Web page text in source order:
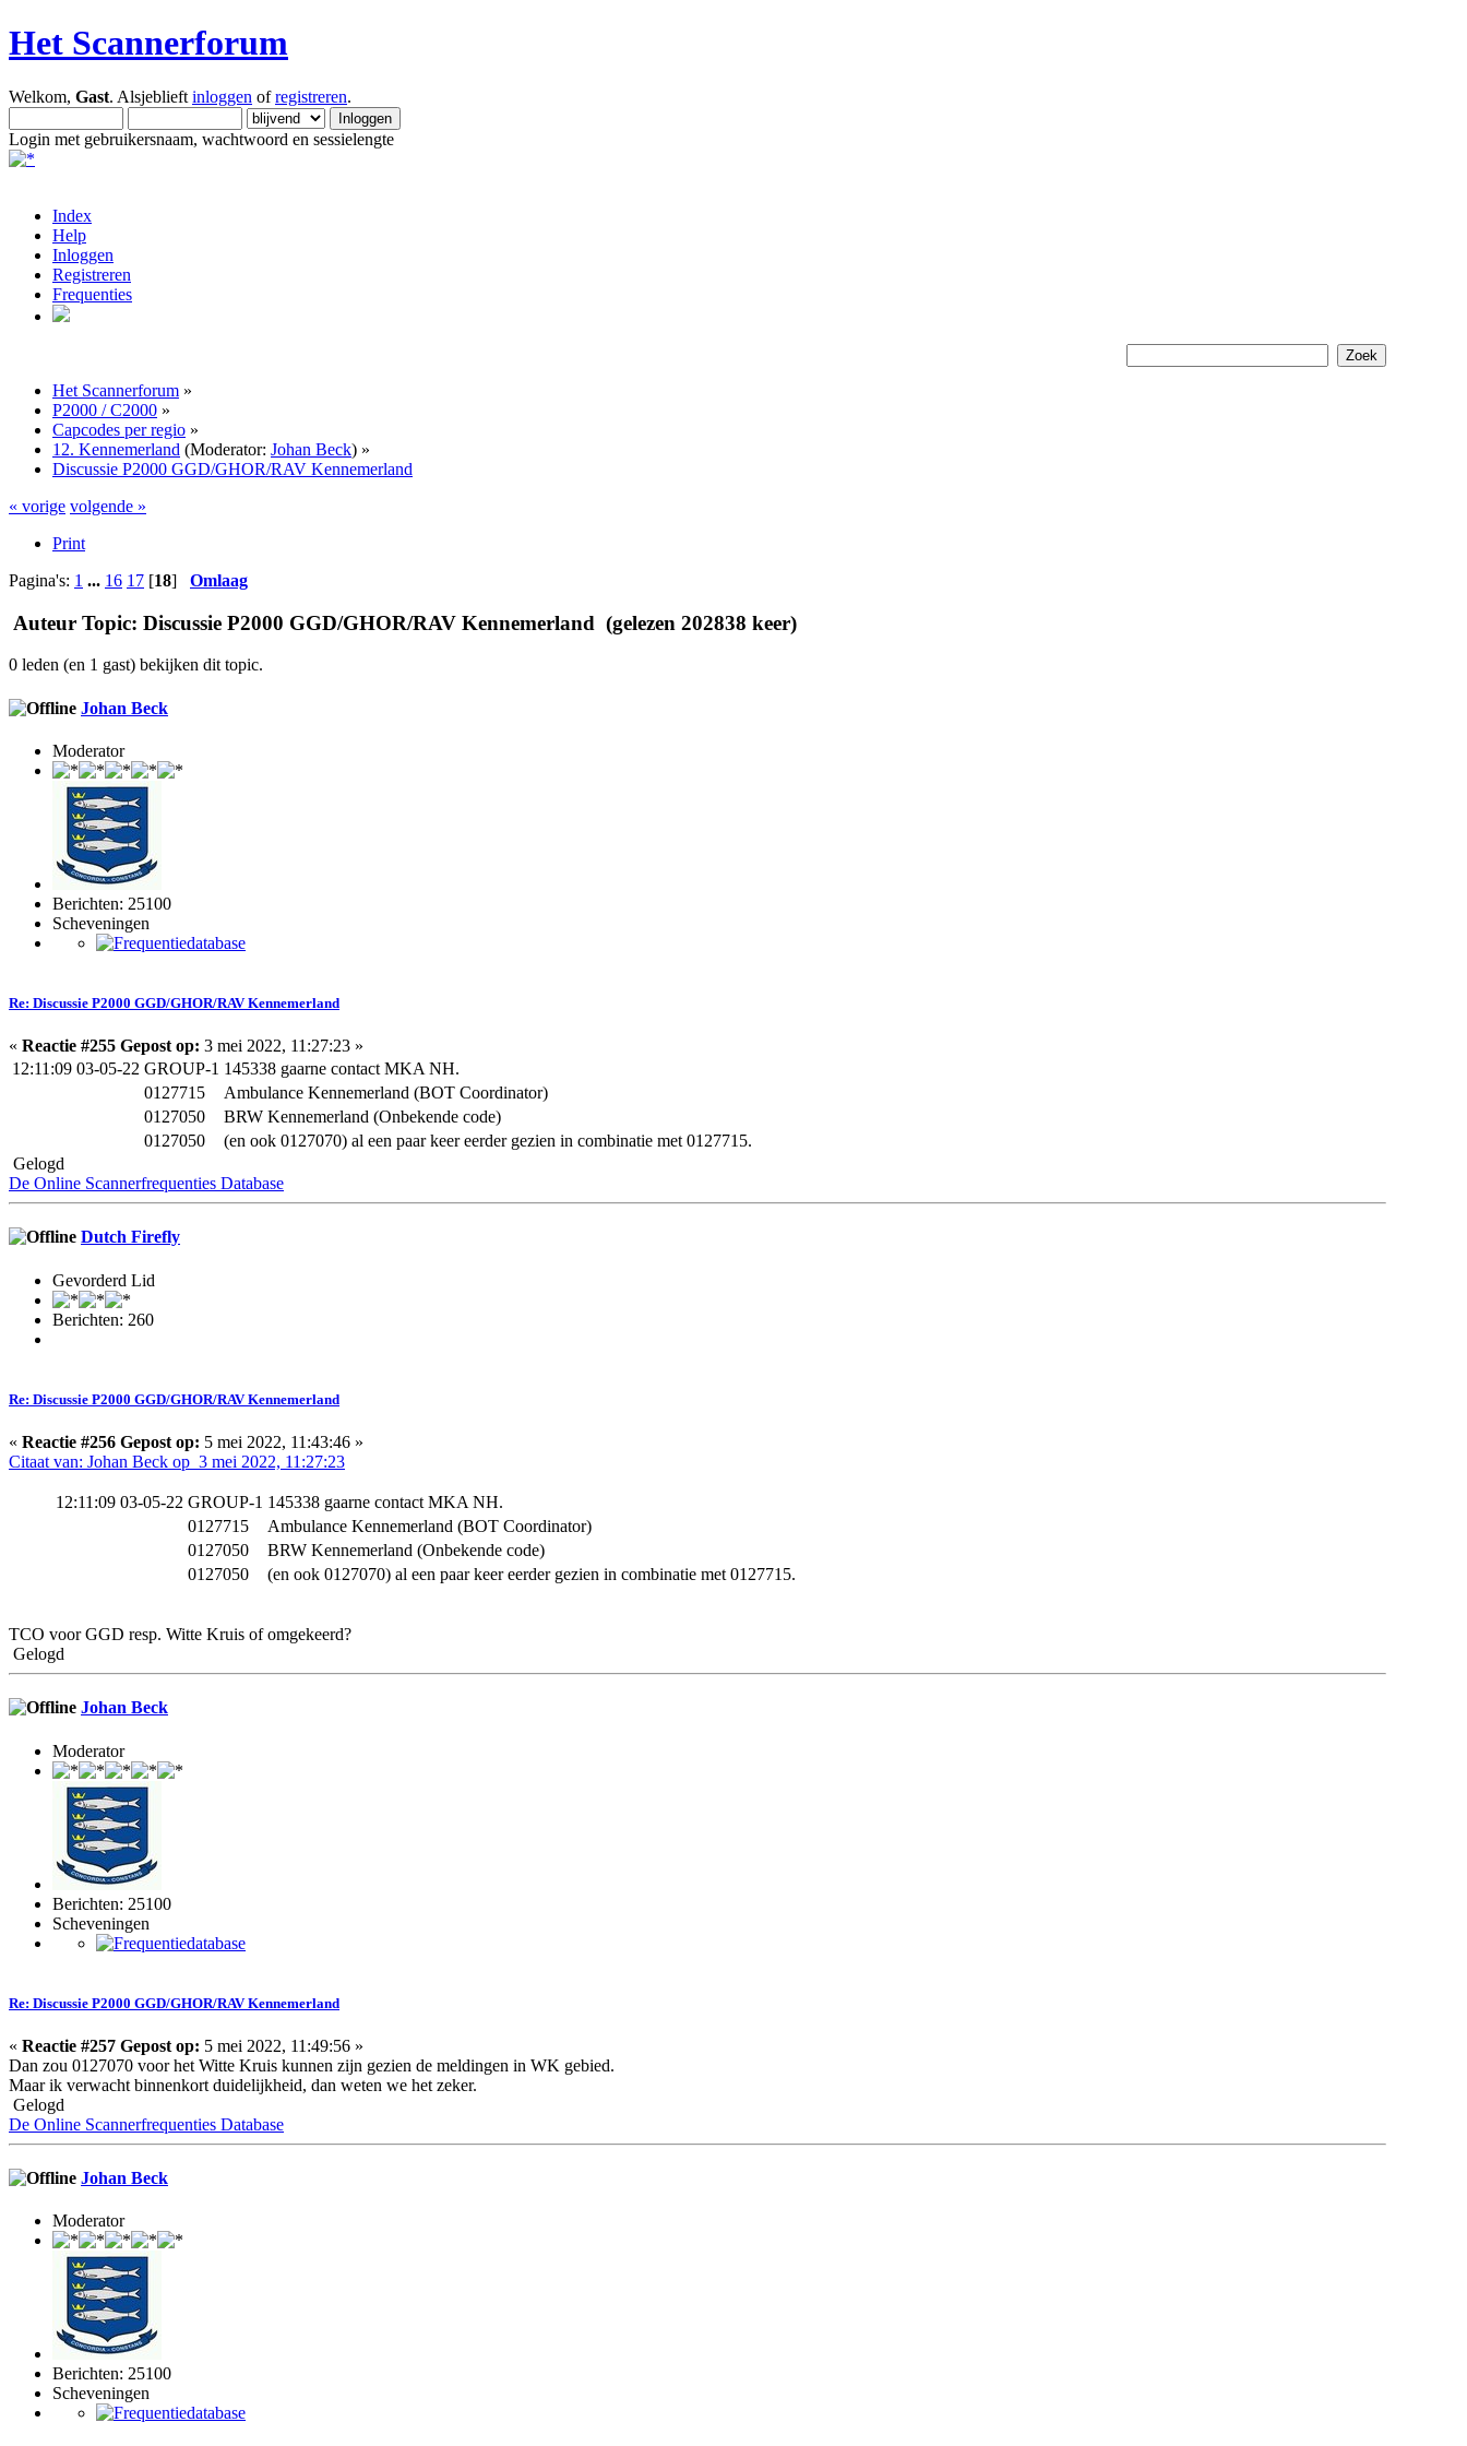
Het Scannerforum
Welkom, Gast. Alsjeblieft inloggen ofregistreren.
Login met gebruikersnaam, wachtwoord en sessielengte
Index
Help
Inloggen
Registreren
Frequenties
Het Scannerforum »
P2000 / C2000 »
Capcodes per regio »
12. Kennemerland (Moderator: Johan Beck) »
Discussie P2000 GGD/GHOR/RAV Kennemerland
« vorige volgende »
Print
Pagina's: 1 ... 16 17 [18] Omlaag
Auteur Topic: Discussie P2000 GGD/GHOR/RAV Kennemerland (gelezen 202838 keer)
0 leden (en 1 gast) bekijken dit topic.
Johan Beck
Moderator
Berichten: 25100
Scheveningen
Re: Discussie P2000 GGD/GHOR/RAV Kennemerland
« Reactie #255 Gepost op: 3 mei 2022, 11:27:23 »
12:11:09 03-05-22 GROUP-1 145338 gaarne contact MKA NH.
0127715
Ambulance Kennemerland (BOT Coordinator)
0127050
BRW Kennemerland (Onbekende code)
0127050
(en ook 0127070) al een paar keer eerder gezien in combinatie met 0127715.
Gelogd
De Online Scannerfrequenties Database
Dutch Firefly
Gevorderd Lid
Berichten: 260
Re: Discussie P2000 GGD/GHOR/RAV Kennemerland
« Reactie #256 Gepost op: 5 mei 2022, 11:43:46 »
Citaat van: Johan Beck op 3 mei 2022, 11:27:23
12:11:09 03-05-22 GROUP-1 145338 gaarne contact MKA NH.
0127715
Ambulance Kennemerland (BOT Coordinator)
0127050
BRW Kennemerland (Onbekende code)
0127050
(en ook 0127070) al een paar keer eerder gezien in combinatie met 0127715.
TCO voor GGD resp. Witte Kruis of omgekeerd?
Gelogd
Johan Beck
Moderator
Berichten: 25100
Scheveningen
Re: Discussie P2000 GGD/GHOR/RAV Kennemerland
« Reactie #257 Gepost op: 5 mei 2022, 11:49:56 »
Dan zou 0127070 voor het Witte Kruis kunnen zijn gezien de meldingen in WK gebied.
Maar ik verwacht binnenkort duidelijkheid, dan weten we het zeker.
Gelogd
De Online Scannerfrequenties Database
Johan Beck
Moderator
Berichten: 25100
Scheveningen